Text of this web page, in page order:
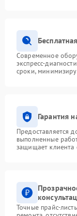
Современное
экспресс-
сроки,
Гарантия
Предоставляется
выполненные
защищает клиента
Точные прайс-